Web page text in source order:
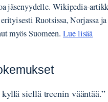
jäsenyydelle. Wikipedia-
Ruotsissa, Norjassa ja
myös Suomeen.Lue lisää
siellä treenin vääntää.”